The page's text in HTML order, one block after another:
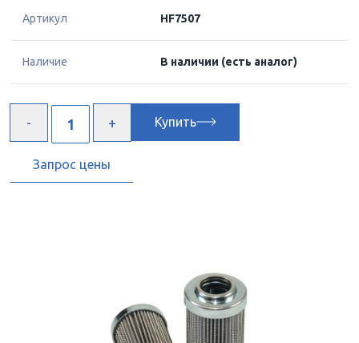
Артикул HF7507
Наличие В наличии (есть аналог)
Купить
Запрос цены